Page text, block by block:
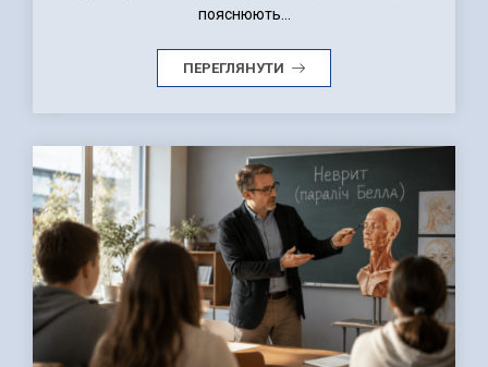
пояснюють...
ПЕРЕГЛЯНУТИ